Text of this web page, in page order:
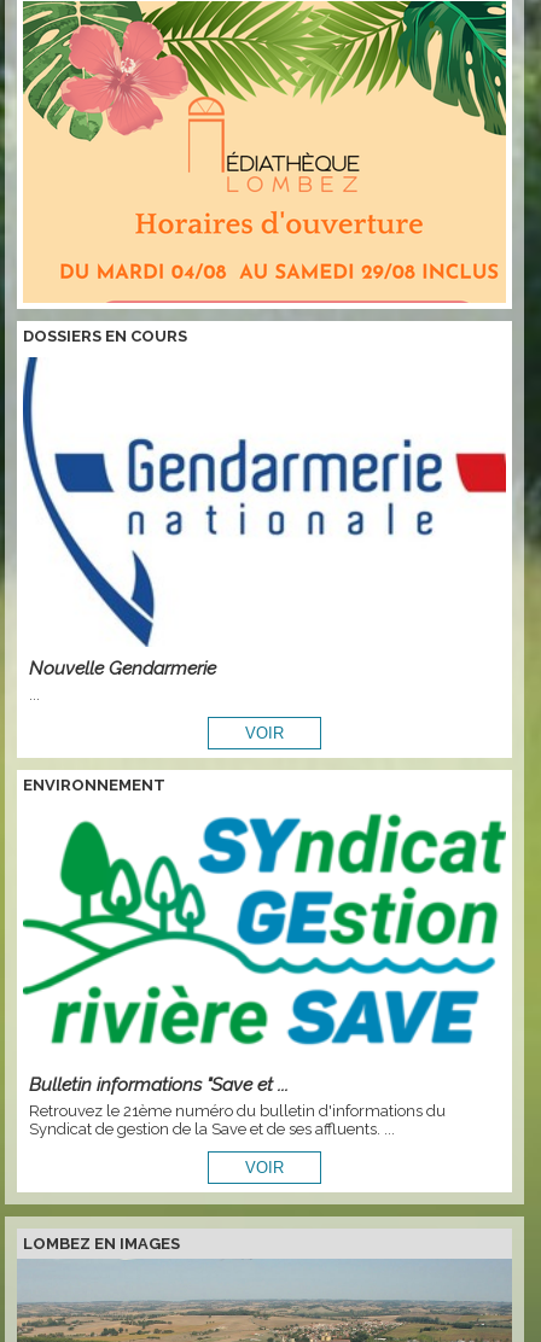
DOSSIERS EN COURS
Nouvelle Gendarmerie
ENVIRONNEMENT
Bulletin informations "Save et ...
Retrouvez le 21ème numéro du bulletin d'informations du
Syndicat de gestion de la Save et de ses affluents. ...
LOMBEZ EN IMAGES